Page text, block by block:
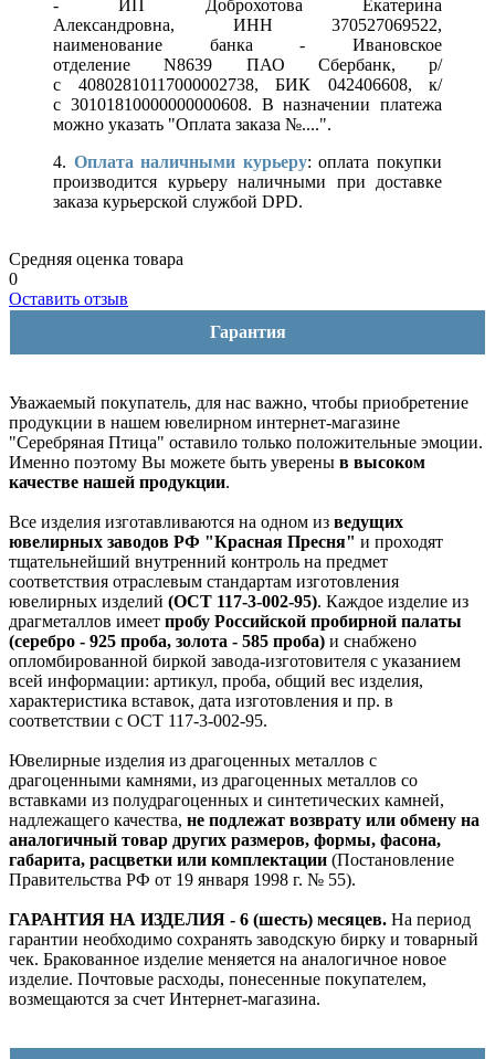
- ИП Доброхотова Екатерина
Александровна, ИНН 370527069522,
наименование банка - Ивановское
отделение N8639 ПАО Сбербанк, р/
с 40802810117000002738, БИК 042406608, к/
с 30101810000000000608. В назначении платежа
можно указать "Оплата заказа №....".
4. Оплата наличными курьеру: оплата покупки
производится курьеру наличными при доставке
заказа курьерской службой DPD.
Средняя оценка товара
0
Оставить отзыв
Гарантия
Уважаемый покупатель, для нас важно, чтобы приобретение
продукции в нашем ювелирном интернет-магазине
"Серебряная Птица" оставило только положительные эмоции.
Именно поэтому Вы можете быть уверены в высоком
качестве нашей продукции.
Все изделия изготавливаются на одном из ведущих
ювелирных заводов РФ "Красная Пресня" и проходят
тщательнейший внутренний контроль на предмет
соответствия отраслевым стандартам изготовления
ювелирных изделий (ОСТ 117-3-002-95). Каждое изделие из
драгметаллов имеет пробу Российской пробирной палаты
(серебро - 925 проба, золота - 585 проба) и снабжено
опломбированной биркой завода-изготовителя с указанием
всей информации: артикул, проба, общий вес изделия,
характеристика вставок, дата изготовления и пр. в
соответствии с ОСТ 117-3-002-95.
Ювелирные изделия из драгоценных металлов с
драгоценными камнями, из драгоценных металлов со
вставками из полудрагоценных и синтетических камней,
надлежащего качества, не подлежат возврату или обмену на
аналогичный товар других размеров, формы, фасона,
габарита, расцветки или комплектации (Постановление
Правительства РФ от 19 января 1998 г. № 55).
ГАРАНТИЯ НА ИЗДЕЛИЯ - 6 (шесть) месяцев. На период
гарантии необходимо сохранять заводскую бирку и товарный
чек. Бракованное изделие меняется на аналогичное новое
изделие. Почтовые расходы, понесенные покупателем,
возмещаются за счет Интернет-магазина.